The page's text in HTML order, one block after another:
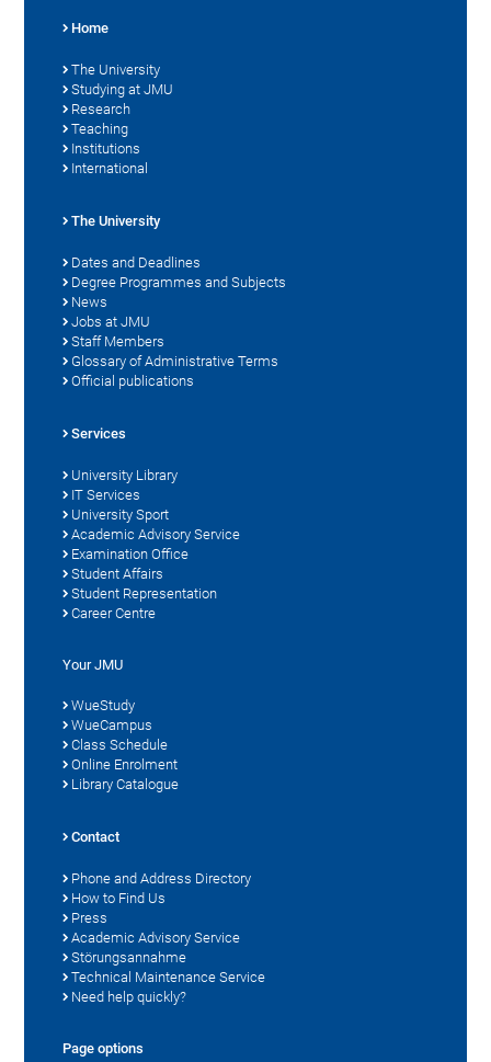
Home
The University
Studying at JMU
Research
Teaching
Institutions
International
The University
Dates and Deadlines
Degree Programmes and Subjects
News
Jobs at JMU
Staff Members
Glossary of Administrative Terms
Official publications
Services
University Library
IT Services
University Sport
Academic Advisory Service
Examination Office
Student Affairs
Student Representation
Career Centre
Your JMU
WueStudy
WueCampus
Class Schedule
Online Enrolment
Library Catalogue
Contact
Phone and Address Directory
How to Find Us
Press
Academic Advisory Service
Störungsannahme
Technical Maintenance Service
Need help quickly?
Page options